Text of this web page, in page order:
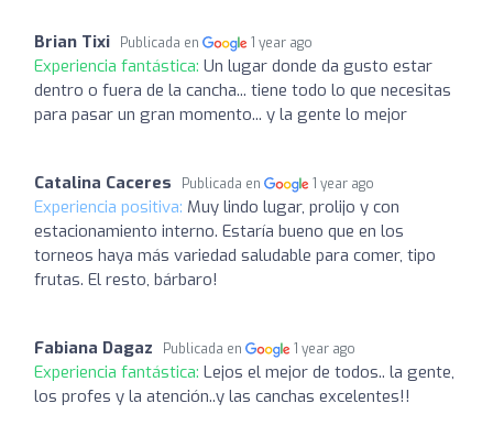
Brian Tixi Publicada en 1 year ago
Experiencia fantástica: Un lugar donde da gusto estar
dentro o fuera de la cancha... tiene todo lo que necesitas
para pasar un gran momento... y la gente lo mejor
Catalina Caceres Publicada en 1 year ago
Experiencia positiva: Muy lindo lugar, prolijo y con
estacionamiento interno. Estaría bueno que en los
torneos haya más variedad saludable para comer, tipo
frutas. El resto, bárbaro!
Fabiana Dagaz Publicada en 1 year ago
Experiencia fantástica: Lejos el mejor de todos.. la gente,
los profes y la atención..y las canchas excelentes!!